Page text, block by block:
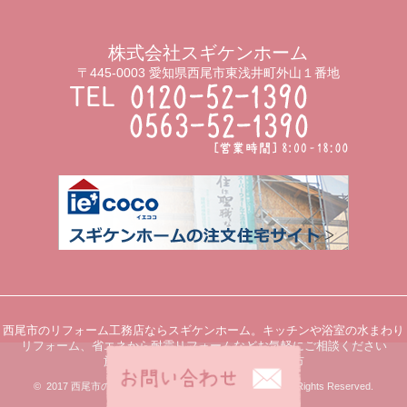
株式会社スギケンホーム
〒445-0003 愛知県西尾市東浅井町外山１番地
西尾市のリフォーム工務店ならスギケンホーム。キッチンや浴室の水まわり
リフォーム、省エネから耐震リフォームなどお気軽にご相談ください
施工エリア：西尾市、岡崎市、安城市
© 2017 西尾市のリフォーム工務店ならスギケンホーム All Rights Reserved.